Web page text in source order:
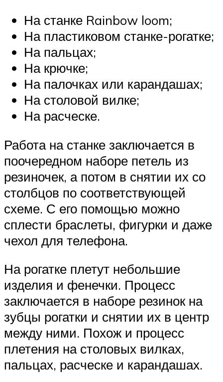
На станке Rainbow loom;
На пластиковом станке-рогатке;
На пальцах;
На крючке;
На палочках или карандашах;
На столовой вилке;
На расческе.
Работа на станке заключается в
поочередном наборе петель из
резиночек, а потом в снятии их со
столбцов по соответствующей
схеме. С его помощью можно
сплести браслеты, фигурки и даже
чехол для телефона.
На рогатке плетут небольшие
изделия и фенечки. Процесс
заключается в наборе резинок на
зубцы рогатки и снятии их в центр
между ними. Похож и процесс
плетения на столовых вилках,
пальцах, расческе и карандашах.